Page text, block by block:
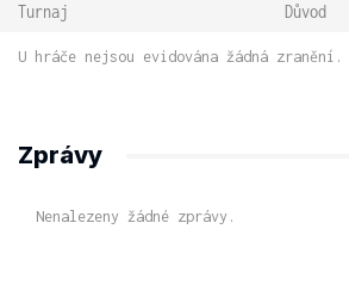
Turnaj Důvod
U hráče nejsou evidována žádná zranění.
Zprávy
Nenalezeny žádné zprávy.